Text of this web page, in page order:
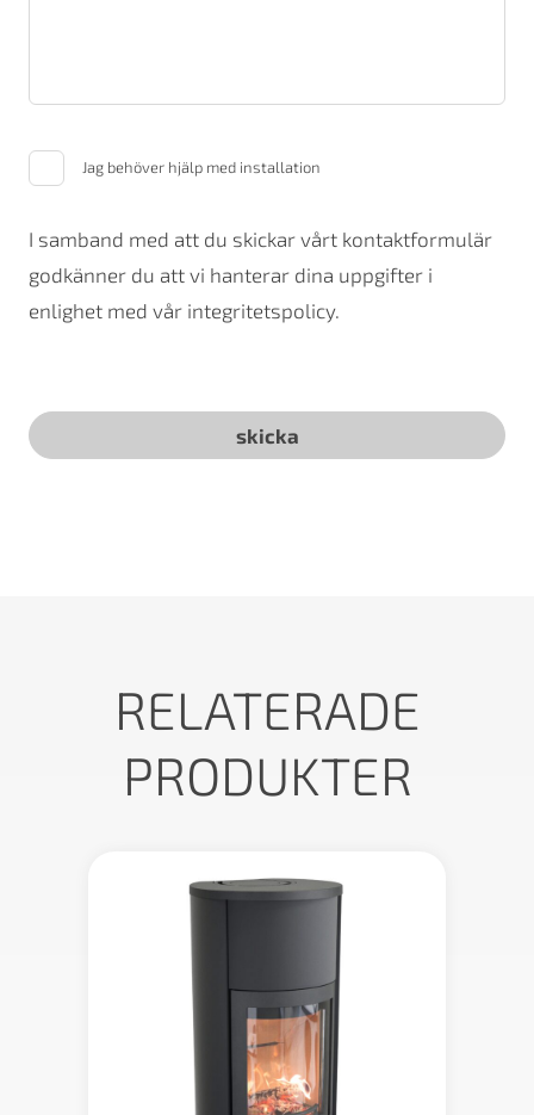
Jag behöver hjälp med installation
I samband med att du skickar vårt kontaktformulär
godkänner du att vi hanterar dina uppgifter i
enlighet med vår integritetspolicy.
RELATERADE
PRODUKTER